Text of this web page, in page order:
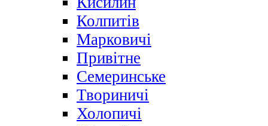
Колпитів
Марковичі
Привітне
Семеринське
Твориничі
Холопичі